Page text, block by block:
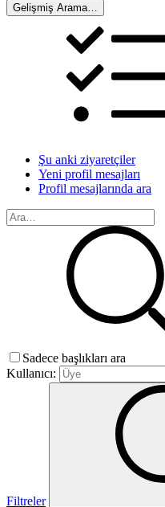
Gelişmiş Arama…
Şu anki ziyaretçiler
Yeni profil mesajları
Profil mesajlarında ara
Sadece başlıkları ara
Kullanıcı:
Filtreler